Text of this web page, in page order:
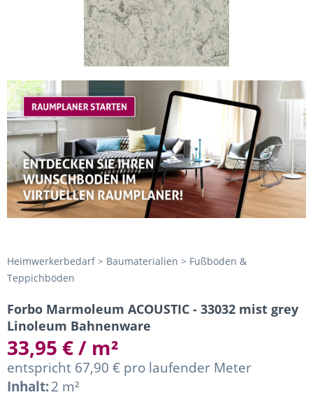
Heimwerkerbedarf > Baumaterialien > Fußböden &
Teppichböden
Forbo Marmoleum ACOUSTIC - 33032 mist grey
Linoleum Bahnenware
33,95 € / m²
entspricht 67,90 € pro laufender Meter
Inhalt:2 m²